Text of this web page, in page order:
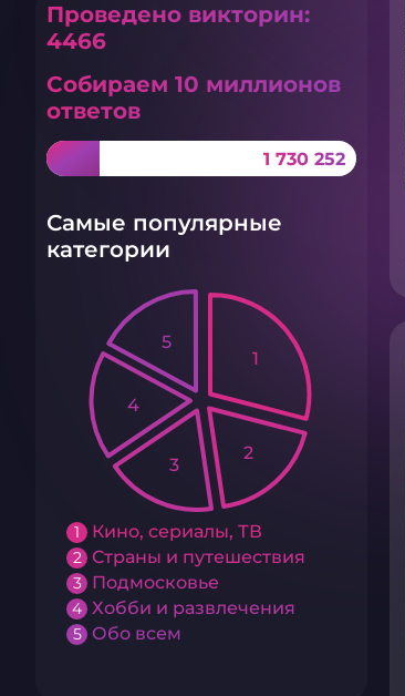
Проведено викторин:
4466
Собираем 10 миллионов
ответов
1 730 252
Самые популярные
категории
1 Кино, сериалы, ТВ
2 Страны и путешествия
3 Подмосковье
4 Хобби и развлечения
5 Обо всем
1
2
3
4
5